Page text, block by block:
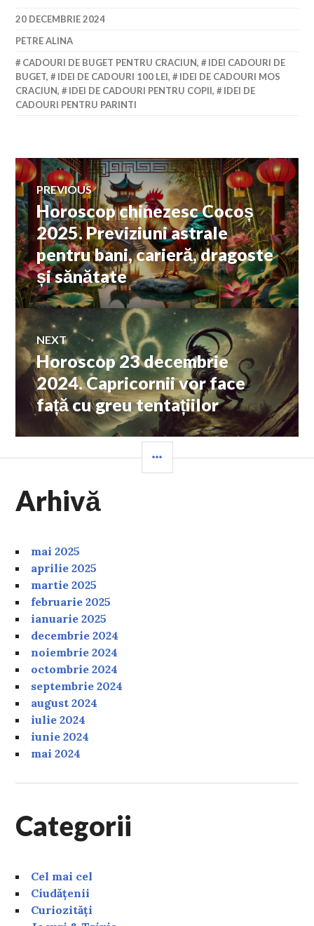
20 DECEMBRIE 2024
PETRE ALINA
CADOURI DE BUGET PENTRU CRACIUN,
IDEI CADOURI DE
BUGET, IDEI DE CADOURI 100 LEI,
IDEI DE CADOURI MOS
CRACIUN, IDEI DE CADOURI PENTRU COPII,
IDEI DE
CADOURI PENTRU PARINTI
Navigare
în
articole
PREVIOUS
Previous
post:
Horoscop chinezesc Cocoș
2025. Previziuni astrale
pentru bani, carieră, dragoste
și sănătate
NEXT
Next
post:
Horoscop 23 decembrie
2024. Capricornii vor face
față cu greu tentațiilor
Arhivă
mai 2025
aprilie 2025
martie 2025
februarie 2025
ianuarie 2025
decembrie 2024
noiembrie 2024
octombrie 2024
septembrie 2024
august 2024
iulie 2024
iunie 2024
mai 2024
Categorii
Cel mai cel
Ciudățenii
Curiozități